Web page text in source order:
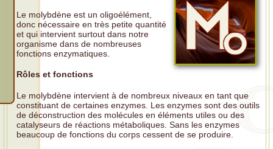
Le molybdène est un oligoélément,
donc nécessaire en très petite quantité
et qui intervient surtout dans notre
organisme dans de nombreuses
fonctions enzymatiques.
Rôles et fonctions
Le molybdène intervient à de nombreux niveaux en tant que
constituant de certaines enzymes. Les enzymes sont des outils
de déconstruction des molécules en éléments utiles ou des
catalyseurs de réactions métaboliques. Sans les enzymes
beaucoup de fonctions du corps cessent de se produire.